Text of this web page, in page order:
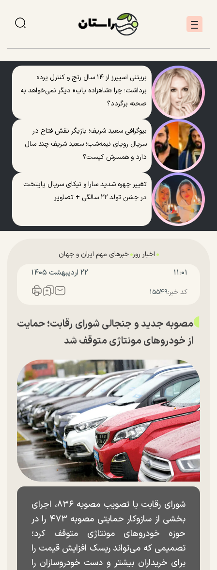
بریتنی اسپیرز از ۱۴ سال رنج و کنترل پرده
برداشت؛ چرا «شاهزاده پاپ» دیگر نمی‌خواهد به
صحنه برگردد؟
بیوگرافی سعید شریف؛ بازیگر نقش فتاح در
سریال رویای نیمه‌شب؛ سعید شریف چند سال
دارد و همسرش کیست؟
تغییر چهره شدید سارا و نیکای سریال پایتخت
در جشن تولد ۲۲ سالگی + تصاویر
اخبار روز خبرهای مهم ایران و جهان
۱۱:۰۱ ۲۲ ارديبهشت ۱۴۰۵
کد خبر:۱۵۵۴۹
مصوبه جدید و جنجالی شورای رقابت؛ حمایت
از خودرو‌های مونتاژی متوقف شد
شورای رقابت با تصویب مصوبه ۸۳۶، اجرای
بخشی از سازوکار حمایتی مصوبه ۴۷۳ را در
حوزه خودرو‌های مونتاژی متوقف کرد؛
تصمیمی که می‌تواند ریسک افزایش قیمت را
برای خریداران بیشتر و دست خودروسازان را